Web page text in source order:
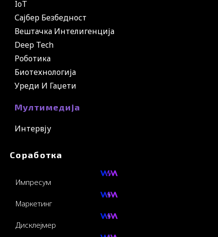
IoT
Сајбер Безбедност
Вештачка Интелигенција
Deep Tech
Роботика
Биотехнологија
Уреди И Гаџети
Мултимедија
Интервју
Соработка
Импресум
Маркетинг
Дисклејмер